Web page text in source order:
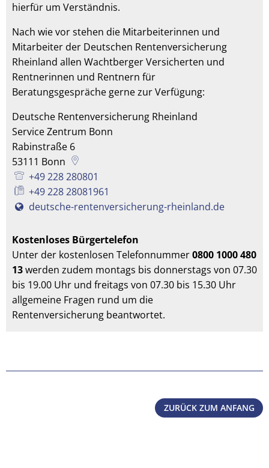
hierfür um Verständnis.
Nach wie vor stehen die Mitarbeiterinnen und
Mitarbeiter der Deutschen Rentenversicherung
Rheinland allen Wachtberger Versicherten und
Rentnerinnen und Rentnern für
Beratungsgespräche gerne zur Verfügung:
Deutsche Rentenversicherung Rheinland
Service Zentrum Bonn
Rabinstraße 6
53111 Bonn
+49 228 280801
+49 228 28081961
deutsche-rentenversicherung-rheinland.de
Kostenloses Bürgertelefon
Unter der kostenlosen Telefonnummer0800 1000 480
13werden zudem montags bis donnerstags von 07.30
bis 19.00 Uhr und freitags von 07.30 bis 15.30 Uhr
allgemeine Fragen rund um die
Rentenversicherung beantwortet.
ZURÜCK ZUM ANFANG